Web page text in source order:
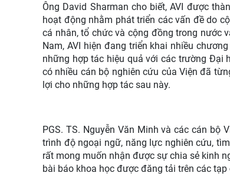
Ông David Sharman cho biết, AVI được
hoạt động nhằm phát triển các vấn đề do
cá nhân, tổ chức và cộng đồng trong nước
Nam, AVI hiện đang triển khai nhiều
những hợp tác hiệu quả với các trường Đại
có nhiều cán bộ nghiên cứu của Viện đã
lợi cho những hợp tác sau này.
PGS. TS. Nguyễn Văn Minh và các cán bộ
trình độ ngoại ngữ, năng lực nghiên cứu,
rất mong muốn nhận được sự chia sẻ kinh
bài báo khoa học được đăng tải trên các tạp